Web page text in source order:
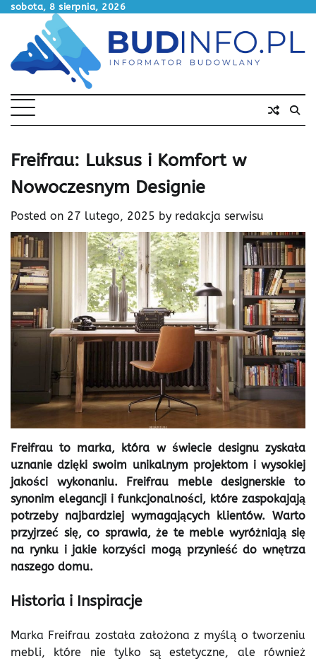
Skip
content
sobota, 8 sierpnia, 2026
Freifrau: Luksus i Komfort w
Nowoczesnym Designie
Posted on 27 lutego, 2025 by redakcja serwisu
Freifrau to marka, która w świecie designu zyskała
uznanie dzięki swoim unikalnym projektom i wysokiej
jakości wykonaniu. Freifrau meble designerskie to
synonim elegancji i funkcjonalności, które zaspokajają
potrzeby najbardziej wymagających klientów. Warto
przyjrzeć się, co sprawia, że te meble wyróżniają się
na rynku i jakie korzyści mogą przynieść do wnętrza
naszego domu.
Historia i Inspiracje
Marka Freifrau została założona z myślą o tworzeniu
mebli, które nie tylko są estetyczne, ale również